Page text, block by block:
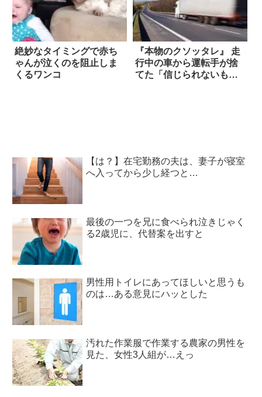
絶妙なタイミングで赤ち
ゃんが泣くのを阻止しま
くるワンコ
『本物のクソッタレ』 走
行中の車から運転手が捨
てた「信じられないも
【は？】在宅勤務の夫は、妻子が寝室
へ入ってから少し経つと…
最後の一つを兄に食べられ泣きじゃく
る2歳児に、代替案を出すと
男性用トイレにあってほしいと思うも
のは…ある意見にハッとした
汚れた作業服で作業する農家の男性を
見た、女性3人組が…えっ